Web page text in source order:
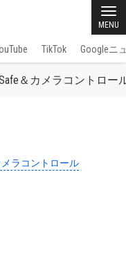
MENU
TikTok Googleニ
＆カメラコントロー
ラコントロール